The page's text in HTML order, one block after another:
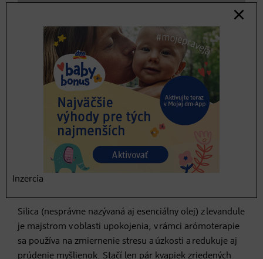
4. Stres a úzkosť? Dovíííí!
Silica (nesprávne nazývaná aj esenciálny olej) z levandule
je majstrom v oblasti upokojenia, v rámci arómoterapie
sa používa na zmiernenie stresu a úzkosti a redukuje aj
prúdenie myšlienok. Stačí len pár kvapiek zriedených
Inzercia